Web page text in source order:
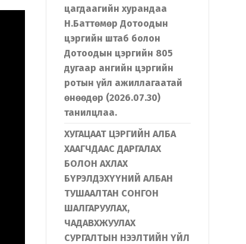
цагдаагийн хурандаа
Н.Баттөмөр Дотоодын
цэргийн штаб болон
Дотоодын цэргийн 805
дугаар ангийн цэргийн
ротын үйл ажиллагаатай
өнөөдөр (2026.07.30)
танилцлаа.
ХУГАЦААТ ЦЭРГИЙН АЛБА
ХААГЧДААС ДАРГАЛАХ
БОЛОН АХЛАХ
БҮРЭЛДЭХҮҮНИЙ АЛБАН
ТУШААЛТАН СОНГОН
ШАЛГАРУУЛАХ,
ЧАДАВХЖУУЛАХ
СУРГАЛТЫН НЭЭЛТИЙН ҮЙЛ